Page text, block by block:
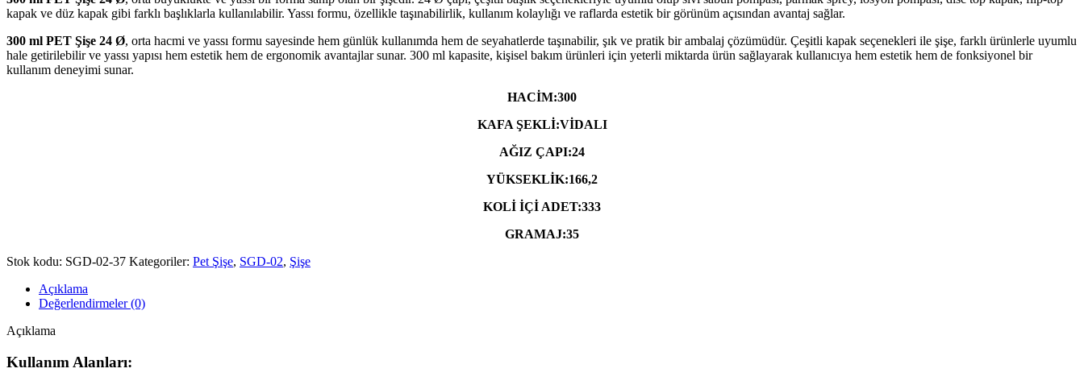
kapak ve düz kapak gibi farklı başlıklarla kullanılabilir. Yassı formu, özellikle taşınabilirlik, kullanım kolaylığı ve raflarda estetik bir görünüm açısından avantaj sağlar.
300 ml PET Şişe 24 Ø, orta hacmi ve yassı formu sayesinde hem günlük kullanımda hem de seyahatlerde taşınabilir, şık ve pratik bir ambalaj çözümüdür. Çeşitli kapak seçenekleri ile şişe, farklı ürünlerle uyumlu
hale getirilebilir ve yassı yapısı hem estetik hem de ergonomik avantajlar sunar. 300 ml kapasite, kişisel bakım ürünleri için yeterli miktarda ürün sağlayarak kullanıcıya hem estetik hem de fonksiyonel bir
kullanım deneyimi sunar.
HACİM:300
KAFA ŞEKLİ:VİDALI
AĞIZ ÇAPI:24
YÜKSEKLİK:166,2
KOLİ İÇİ ADET:333
GRAMAJ:35
Stok kodu: SGD-02-37 Kategoriler: Pet Şişe, SGD-02, Şişe
Açıklama
Değerlendirmeler (0)
Açıklama
Kullanım Alanları: